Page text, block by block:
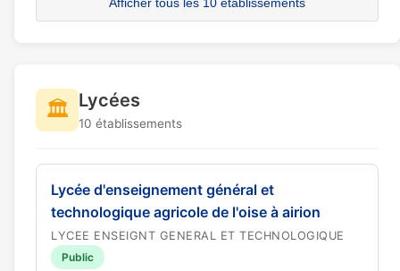
🏛️ Lycées
10 établissements
Lycée d'enseignement général et
technologique agricole de l'oise à airion
LYCEE ENSEIGNT GENERAL ET TECHNOLOGIQUE
Public